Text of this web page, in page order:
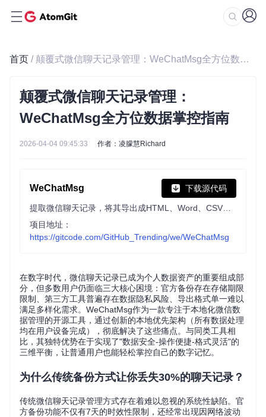
首页 / 颠覆式微信聊天记录管理：WeChatMsg全方位数据掌控指南
颠覆式微信聊天记录管理：
WeChatMsg全方位数据掌控指南
2026-04-04 09:45:33 作者：凌朦慧Richard
WeChatMsg 下载源代码
项目地址：
https://gitcode.com/GitHub_Trending/we/WeChatMsg
在数字时代，微信聊天记录已成为个人数据资产的重要组成部
分，但多数用户仍面临三大核心困境：官方备份存在存储期限
限制、第三方工具普遍存在数据隐私风险、导出格式单一难以
满足多样化需求。WeChatMsg作为一款专注于本地化微信数
据管理的开源工具，通过创新的本地优先架构（所有数据处理
均在用户设备完成），彻底解决了这些痛点。与同类工具相
比，其独特优势在于实现了"数据安全-操作便捷-格式灵活"的
三维平衡，让普通用户也能轻松掌控自己的数字记忆。
为什么传统备份方式让你丢失30%的聊天记录？
传统微信聊天记录管理方式存在着难以忽视的系统性缺陷。官
方备份功能不仅有7天的时效性限制，还经常出现因网络波动